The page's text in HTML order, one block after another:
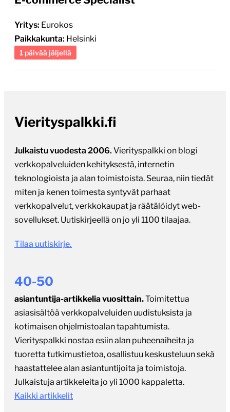
Vierityspalkki.fi
teknologioista ja alan toimistoista. Seuraa, niin tiedät
verkkopalvelut, verkkokaupat ja räätälöidyt web-
sovellukset. Uutiskirjeellä on jo yli 1100 tilaajaa.
Tilaa uutiskirje.
40-50
asiantuntija-artikkelia vuosittain.
Vierityspalkki nostaa esiin alan puheenaiheita ja
tuoretta tutkimustietoa, osallistuu keskusteluun sekä
haastattelee alan asiantuntijoita ja toimistoja.
Julkaistuja artikkeleita jo yli 1000 kappaletta.
Kaikki artikkelit
150-200